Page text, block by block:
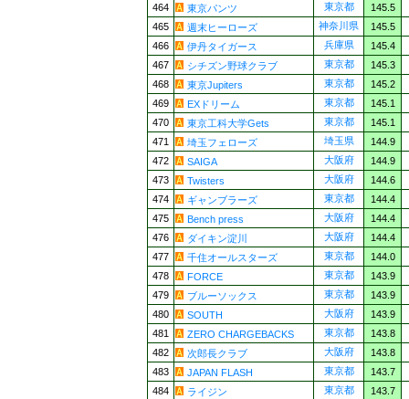
464
東京パンツ 東京都
145.5
465
週末ヒーローズ 神奈川県
145.5
466
伊丹タイガース 兵庫県
145.4
467
シチズン野球クラブ 東京都
145.3
468
東京Jupiters 東京都
145.2
469
EXドリーム 東京都
145.1
470
東京工科大学Gets 東京都
145.1
471
埼玉フェローズ 埼玉県
144.9
472
SAIGA 大阪府
144.9
473
Twisters 大阪府
144.6
474
ギャンブラーズ 東京都
144.4
475
Bench press 大阪府
144.4
476
ダイキン淀川 大阪府
144.4
477
千住オールスターズ 東京都
144.0
478
FORCE 東京都
143.9
479
ブルーソックス 東京都
143.9
480
SOUTH 大阪府
143.9
481
ZERO CHARGEBACKS 東京都
143.8
482
次郎長クラブ 大阪府
143.8
483
JAPAN FLASH 東京都
143.7
484
ライジン 東京都
143.7